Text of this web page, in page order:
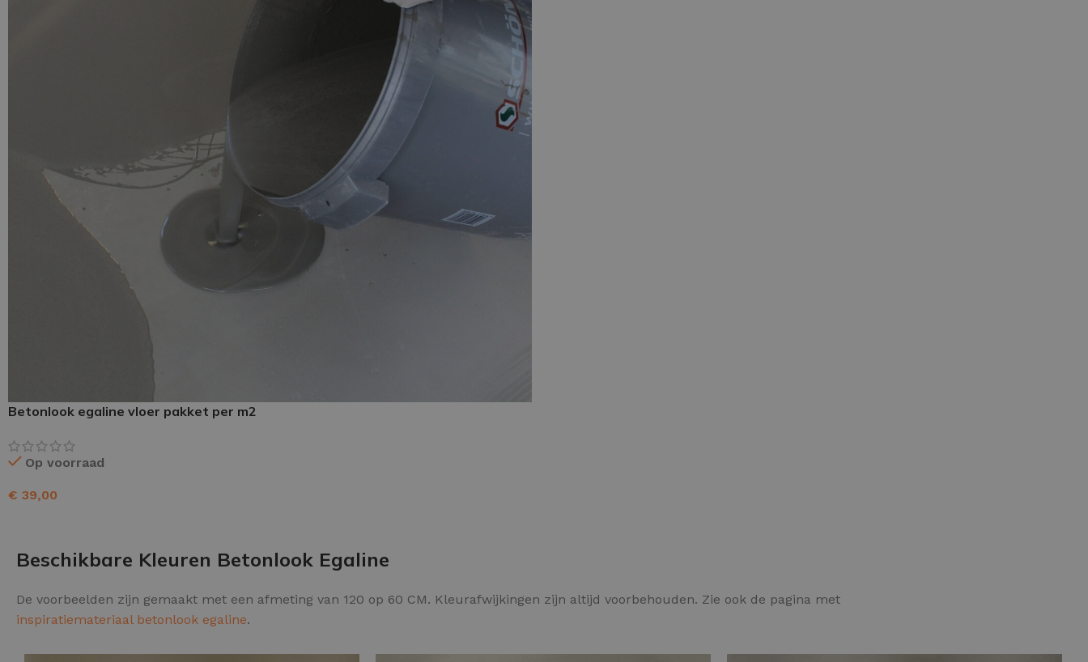
Impregneer snel
Tegelprimer
Schraaplaag PU
EPOXY GIETVLOER
Gietvloer bedrijfsruimte
Gietvloer garage
Toplaag transparant
Toplaag anti-slip
Budget toplaag
Toplaag in kleur
Betonlook egaline vloer pakket per m2
Op voorraad
€ 39,00
Beschikbare Kleuren Betonlook Egaline
De voorbeelden zijn gemaakt met een afmeting van 120 op 60 CM. Kleurafwijkingen zijn altijd voorbehouden. Zie ook de pagina met
inspiratiemateriaal betonlook egaline.